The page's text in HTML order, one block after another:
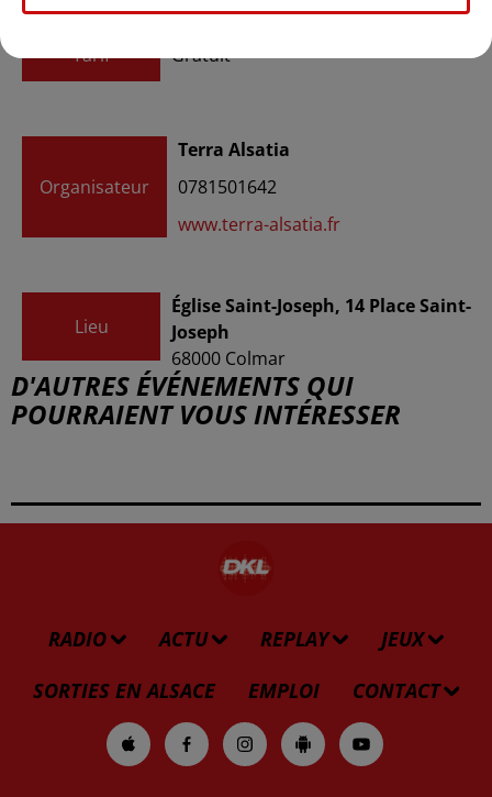
Tarif Gratuit
Organisateur
Terra Alsatia
0781501642
www.terra-alsatia.fr
Lieu
Église Saint-Joseph, 14 Place Saint-
Joseph
68000 Colmar
D'AUTRES ÉVÉNEMENTS QUI
POURRAIENT VOUS INTÉRESSER
RADIO ACTU REPLAY
JEUX
SORTIES EN ALSACE
EMPLOI CONTACT